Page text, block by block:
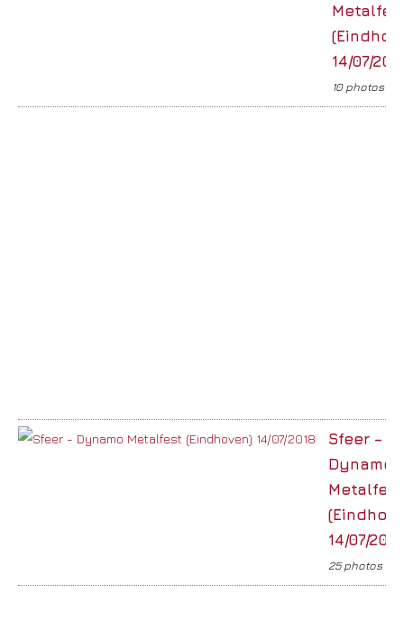
14/07/
10 photos
Sfeer –
Dynamo
Metalfest
14/07/
25 photos